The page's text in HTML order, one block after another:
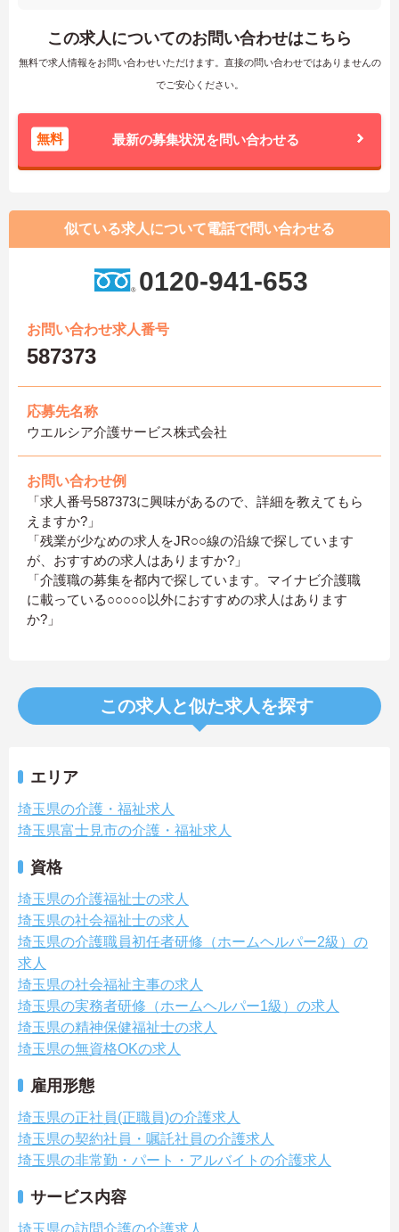
この求人についてのお問い合わせはこちら
無料で求人情報をお問い合わせいただけます。直接の問い合わせではありませんの
でご安心ください。
無料 最新の募集状況を問い合わせる
似ている求人について電話で問い合わせる
0120-941-653
お問い合わせ求人番号
587373
応募先名称
ウエルシア介護サービス株式会社
お問い合わせ例
「求人番号587373に興味があるので、詳細を教えてもら
えますか?」
「残業が少なめの求人をJR○○線の沿線で探しています
が、おすすめの求人はありますか?」
「介護職の募集を都内で探しています。マイナビ介護職
に載っている○○○○○以外におすすめの求人はあります
か?」
この求人と似た求人を探す
エリア
埼玉県の介護・福祉求人
埼玉県富士見市の介護・福祉求人
資格
埼玉県の介護福祉士の求人
埼玉県の社会福祉士の求人
埼玉県の介護職員初任者研修（ホームヘルパー2級）の
求人
埼玉県の社会福祉主事の求人
埼玉県の実務者研修（ホームヘルパー1級）の求人
埼玉県の精神保健福祉士の求人
埼玉県の無資格OKの求人
雇用形態
埼玉県の正社員(正職員)の介護求人
埼玉県の契約社員・嘱託社員の介護求人
埼玉県の非常勤・パート・アルバイトの介護求人
サービス内容
埼玉県の訪問介護の介護求人